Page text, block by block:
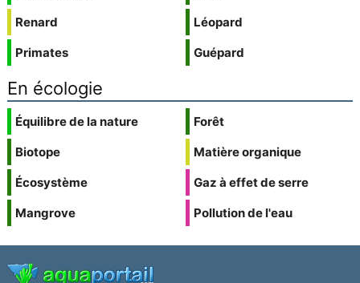
Renard
Primates
Léopard
Guépard
En écologie
Équilibre de la nature
Biotope
Écosystème
Mangrove
Forêt
Matière organique
Gaz à effet de serre
Pollution de l'eau